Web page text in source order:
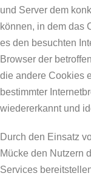
und Server dem
können, in dem das
es den besuchten
Browser der
die andere Cookies
bestimmter
wiedererkannt und
Durch den Einsatz
Mücke den Nutzern
Services